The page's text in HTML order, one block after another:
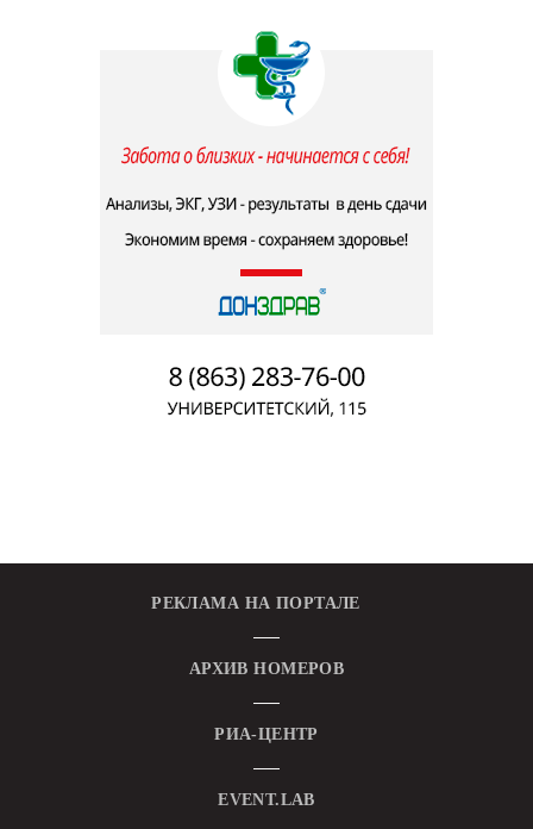
РЕКЛАМА НА ПОРТАЛЕ
АРХИВ НОМЕРОВ
РИА-ЦЕНТР
EVENT.LAB